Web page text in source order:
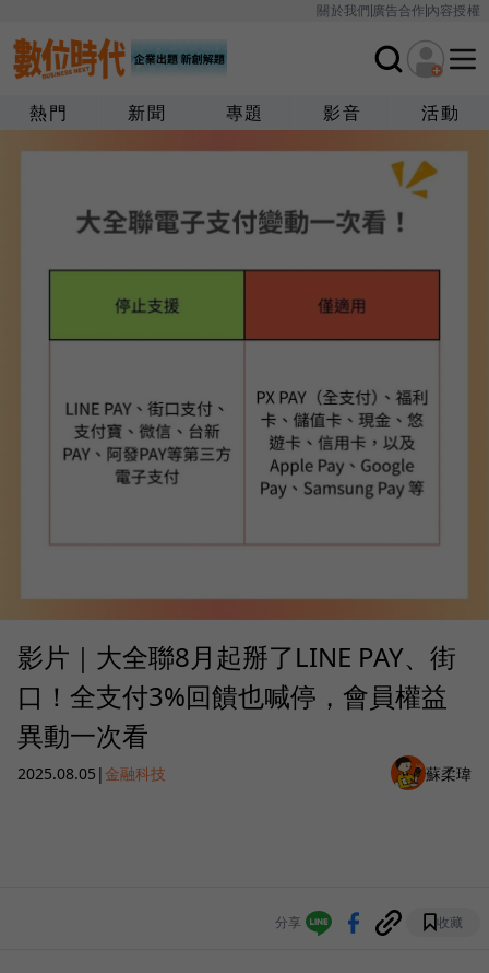
關於我們廣告合作內容授權
熱門 新聞 專題 影音 活動
影片｜大全聯8月起掰了LINE PAY、街
口！全支付3%回饋也喊停，會員權益
異動一次看
2025.08.05 |金融科技 蘇柔瑋
分享 收藏